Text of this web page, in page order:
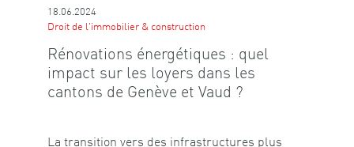
18.06.2024
Droit de l'immobilier & construction
Rénovations énergétiques : quel
impact sur les loyers dans les
cantons de Genève et Vaud ?
La transition vers des infrastructures plus